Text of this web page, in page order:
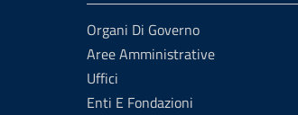
Organi Di Governo
Aree Amministrative
Uffici
Enti E Fondazioni